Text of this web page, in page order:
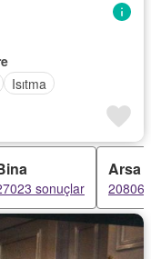
Isıtma
sonuçlar
Arsa
20806